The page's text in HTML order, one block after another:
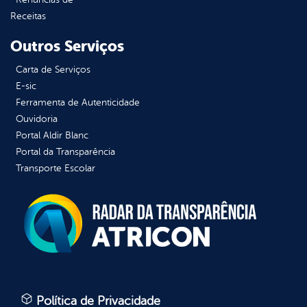
Receitas
Outros Serviços
Carta de Serviços
E-sic
Ferramenta de Autenticidade
Ouvidoria
Portal Aldir Blanc
Portal da Transparência
Transporte Escolar
Política de Privacidade